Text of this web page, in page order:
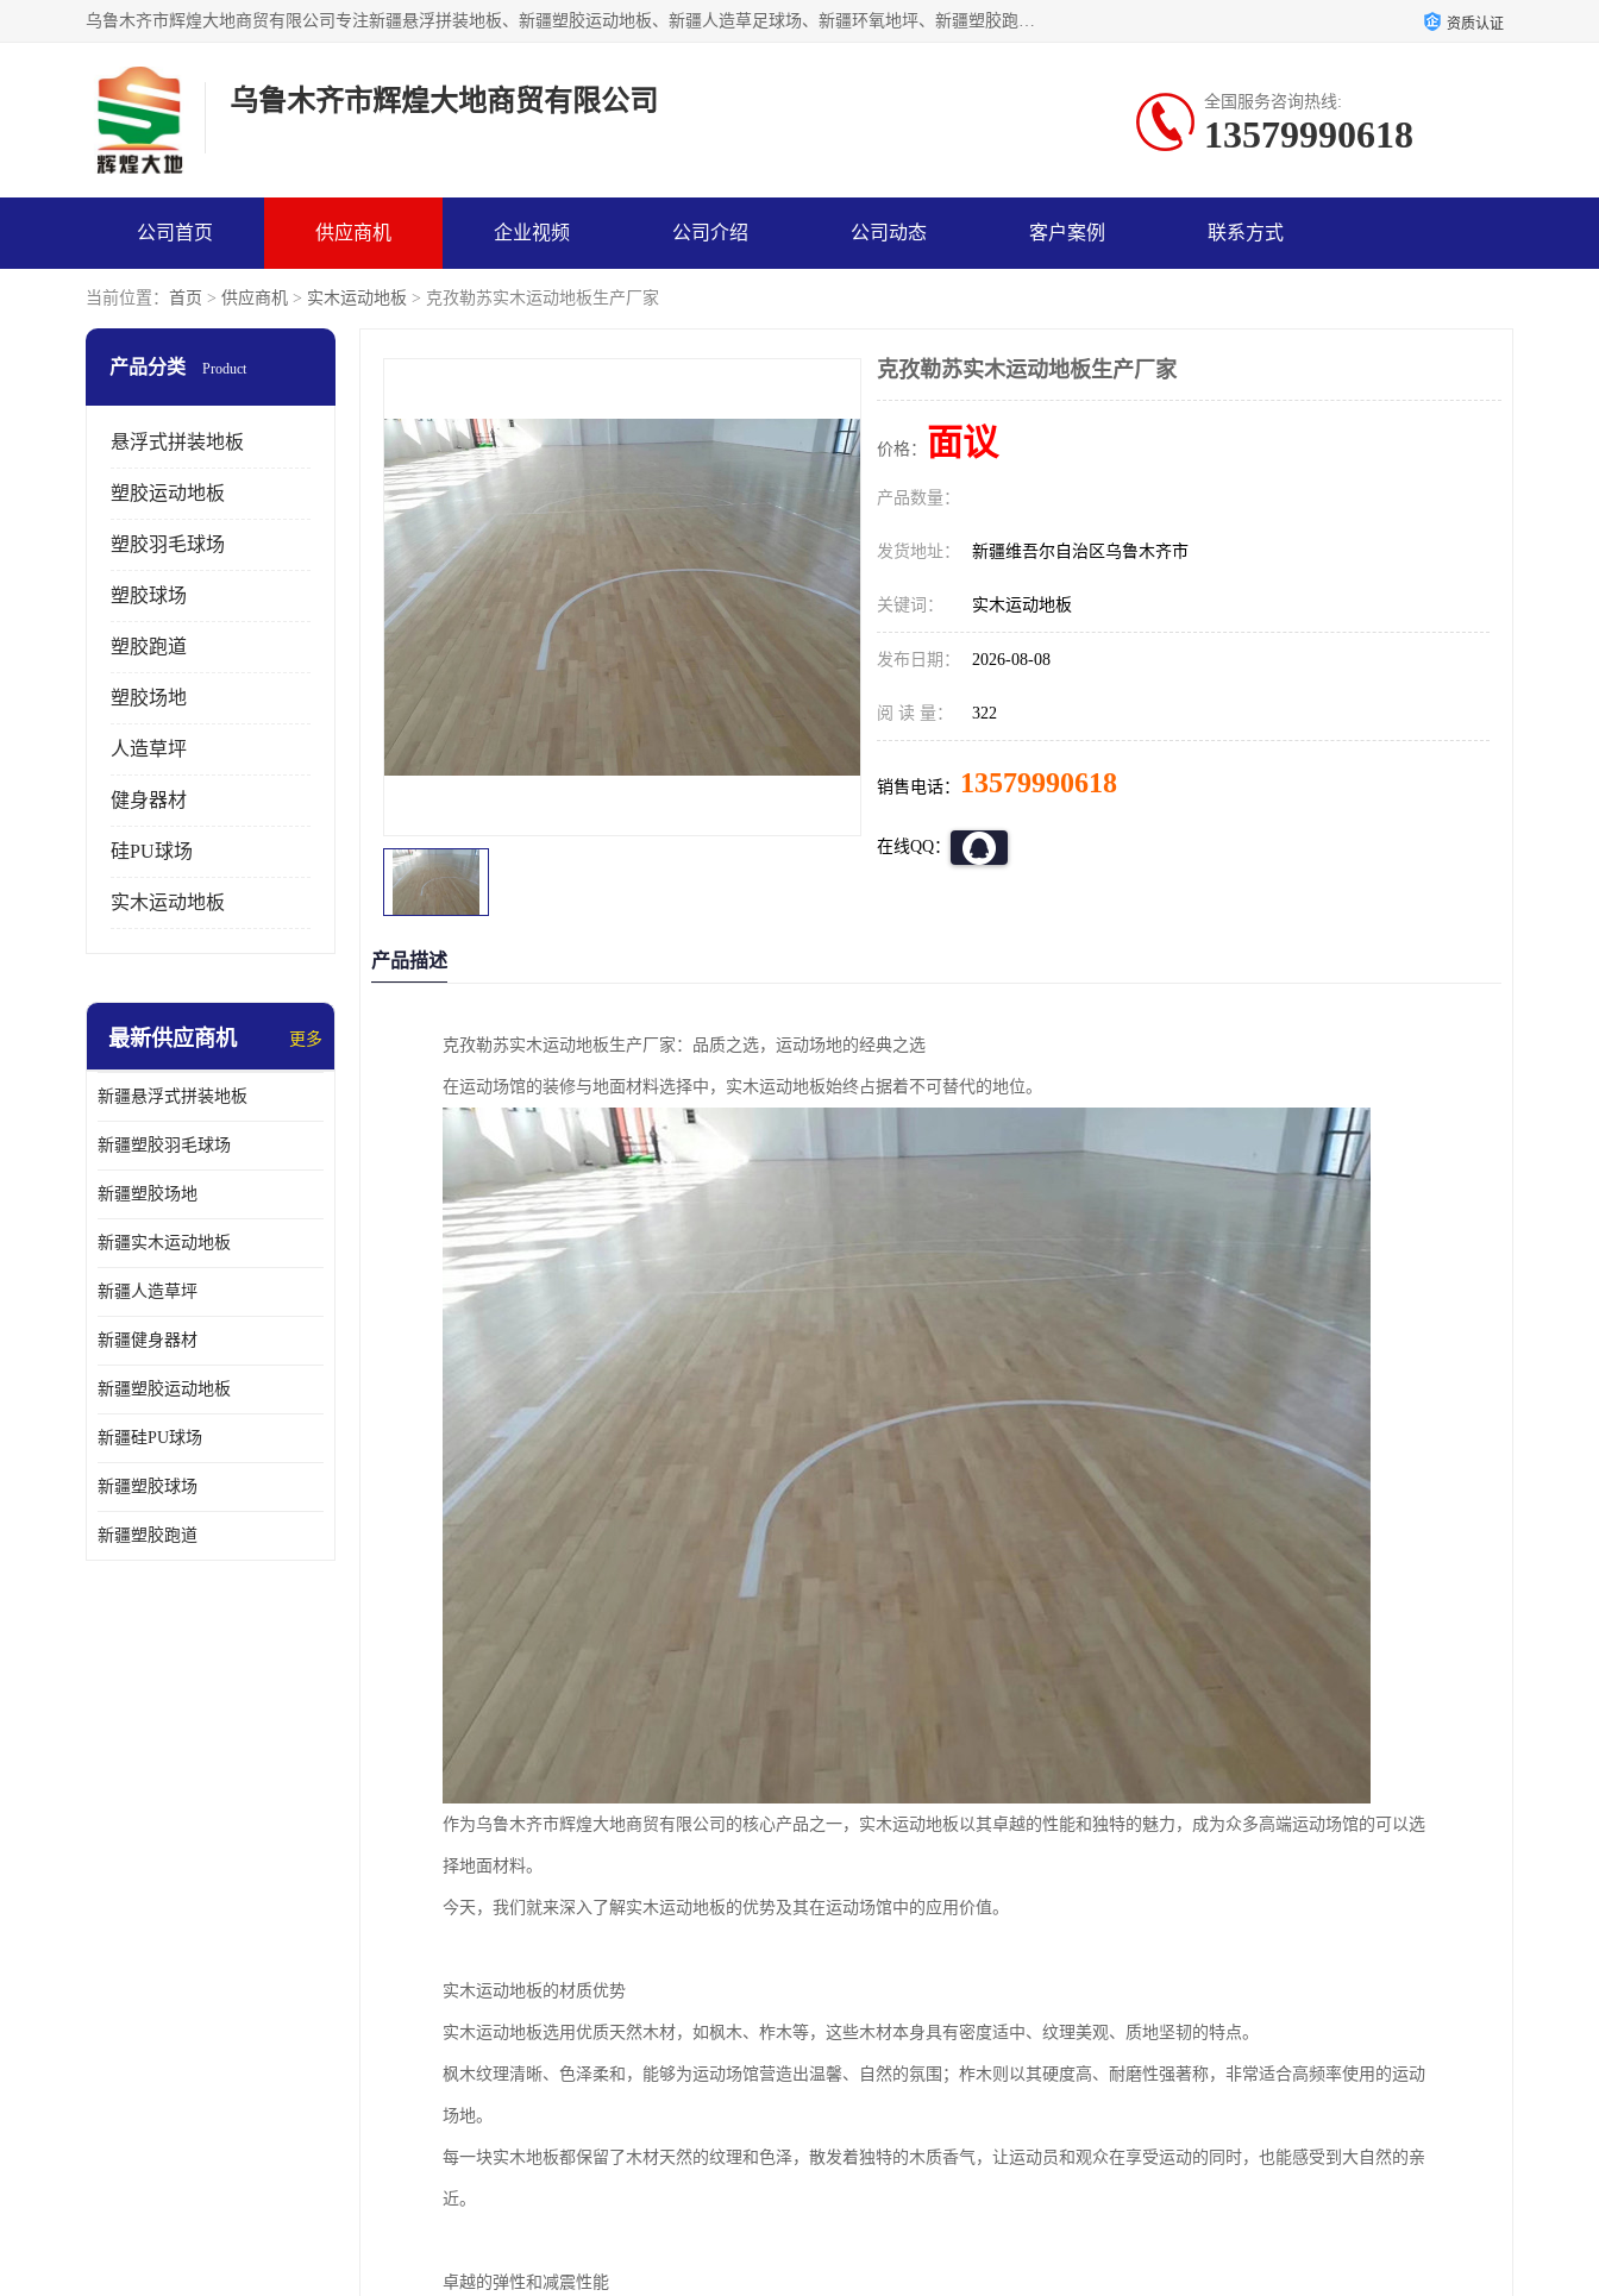
乌鲁木齐市辉煌大地商贸有限公司专注新疆悬浮拼装地板、新疆塑胶运动地板、新疆人造草足球场、新疆环氧地坪、新疆塑胶跑道、新疆舞蹈地板的地面材料供应商。质量优，价格佳，欢迎咨询。 资质认证
乌鲁木齐市辉煌大地商贸有限公司 全国服务咨询热线:
13579990618
公司首页 供应商机 企业视频 公司介绍 公司动态 客户案例 联系方式
当前位置： 首页 > 供应商机 > 实木运动地板 > 克孜勒苏实木运动地板生产厂家
产品分类 Product
悬浮式拼装地板
塑胶运动地板
塑胶羽毛球场
塑胶球场
塑胶跑道
塑胶场地
人造草坪
健身器材
硅PU球场
实木运动地板
最新供应商机 更多
新疆悬浮式拼装地板
新疆塑胶羽毛球场
新疆塑胶场地
新疆实木运动地板
新疆人造草坪
新疆健身器材
新疆塑胶运动地板
新疆硅PU球场
新疆塑胶球场
新疆塑胶跑道
克孜勒苏实木运动地板生产厂家
价格： 面议
产品数量：
发货地址： 新疆维吾尔自治区乌鲁木齐市
关键词： 实木运动地板
发布日期： 2026-08-08
阅 读 量： 322
销售电话： 13579990618
在线QQ：
产品描述
克孜勒苏实木运动地板生产厂家：品质之选，运动场地的经典之选
在运动场馆的装修与地面材料选择中，实木运动地板始终占据着不可替代的地位。
作为乌鲁木齐市辉煌大地商贸有限公司的核心产品之一，实木运动地板以其卓越的性能和独特的魅力，成为众多高端运动场馆的可以选
择地面材料。
今天，我们就来深入了解实木运动地板的优势及其在运动场馆中的应用价值。
实木运动地板的材质优势
实木运动地板选用优质天然木材，如枫木、柞木等，这些木材本身具有密度适中、纹理美观、质地坚韧的特点。
枫木纹理清晰、色泽柔和，能够为运动场馆营造出温馨、自然的氛围；柞木则以其硬度高、耐磨性强著称，非常适合高频率使用的运动
场地。
每一块实木地板都保留了木材天然的纹理和色泽，散发着独特的木质香气，让运动员和观众在享受运动的同时，也能感受到大自然的亲
近。
卓越的弹性和减震性能